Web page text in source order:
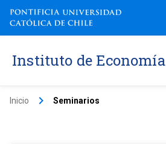
Instituto de Economía
Inicio keyboard_arrow_right Seminarios